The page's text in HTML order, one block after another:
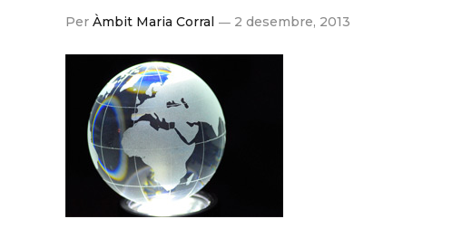
Per Àmbit Maria Corral 2 desembre, 2013